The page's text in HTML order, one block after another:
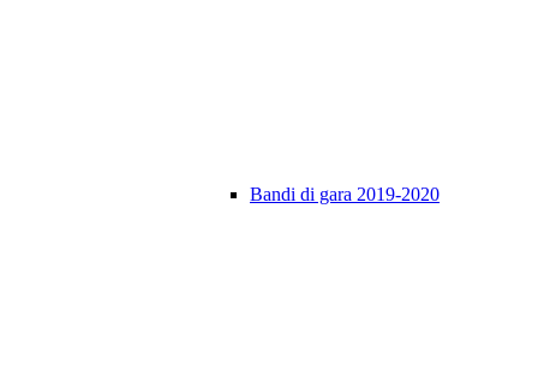
Bandi di gara 2019-2020